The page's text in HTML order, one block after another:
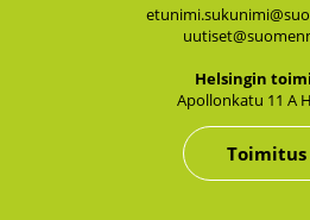
Hel­sin­gin
Apol­lon­ka­tu 11 A
Toimitus